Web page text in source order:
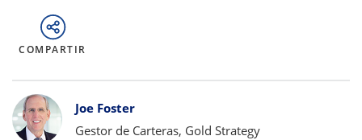
COMPARTIR
Bylines
Joe Foster
Gestor de Carteras, Gold Strategy